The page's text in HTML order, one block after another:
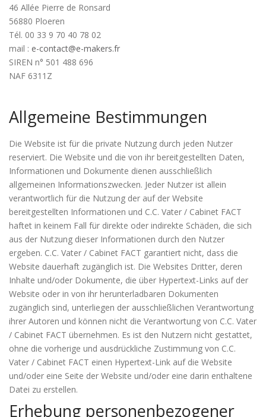
46 Allée Pierre de Ronsard
56880 Ploeren
Tél. 00 33 9 70 40 78 02
mail : e-contact@e-makers.fr
SIREN n° 501 488 696
NAF 6311Z
Allgemeine Bestimmungen
Die Website ist für die private Nutzung durch jeden Nutzer
reserviert. Die Website und die von ihr bereitgestellten Daten,
Informationen und Dokumente dienen ausschließlich
allgemeinen Informationszwecken. Jeder Nutzer ist allein
verantwortlich für die Nutzung der auf der Website
bereitgestellten Informationen und C.C. Vater / Cabinet FACT
haftet in keinem Fall für direkte oder indirekte Schäden, die sich
aus der Nutzung dieser Informationen durch den Nutzer
ergeben. C.C. Vater / Cabinet FACT garantiert nicht, dass die
Website dauerhaft zugänglich ist. Die Websites Dritter, deren
Inhalte und/oder Dokumente, die über Hypertext-Links auf der
Website oder in von ihr herunterladbaren Dokumenten
zugänglich sind, unterliegen der ausschließlichen Verantwortung
ihrer Autoren und können nicht die Verantwortung von C.C. Vater
/ Cabinet FACT übernehmen. Es ist den Nutzern nicht gestattet,
ohne die vorherige und ausdrückliche Zustimmung von C.C.
Vater / Cabinet FACT einen Hypertext-Link auf die Website
und/oder eine Seite der Website und/oder eine darin enthaltene
Datei zu erstellen.
Erhebung personenbezogener